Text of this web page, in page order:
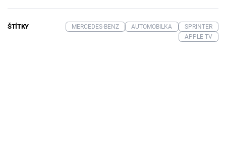
ŠTÍTKY MERCEDES-BENZ AUTOMOBILKA
SPRINTER
APPLE TV